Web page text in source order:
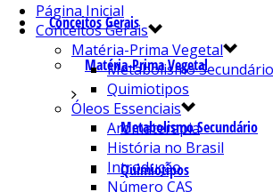
Conceitos Gerais
Matéria-Prima Vegetal
Metabolismo Secundário
Quimiotipos
Página Inicial
Conceitos Gerais
Matéria-Prima Vegetal
Metabolismo Secundário
Quimiotipos
Óleos Essenciais
Aromaterapia
História no Brasil
Introdução
Número CAS